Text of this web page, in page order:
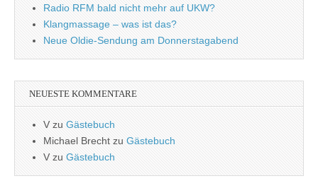
Radio RFM bald nicht mehr auf UKW?
Klangmassage – was ist das?
Neue Oldie-Sendung am Donnerstagabend
NEUESTE KOMMENTARE
V zu Gästebuch
Michael Brecht zu Gästebuch
Vzu Gästebuch